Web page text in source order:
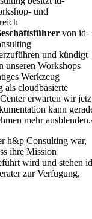
und
von id-
und kündigt
unseren Workshops
Werkzeug
als cloudbasierte
erwarten wir
kann
mehr
h&p Consulting war,
ihre Mission
wird und stehen
zur Verfügung,